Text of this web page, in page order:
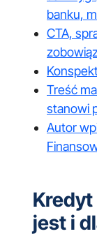
banku,
CTA,
Treść
stanowi
Autor
Kredyt
jest i